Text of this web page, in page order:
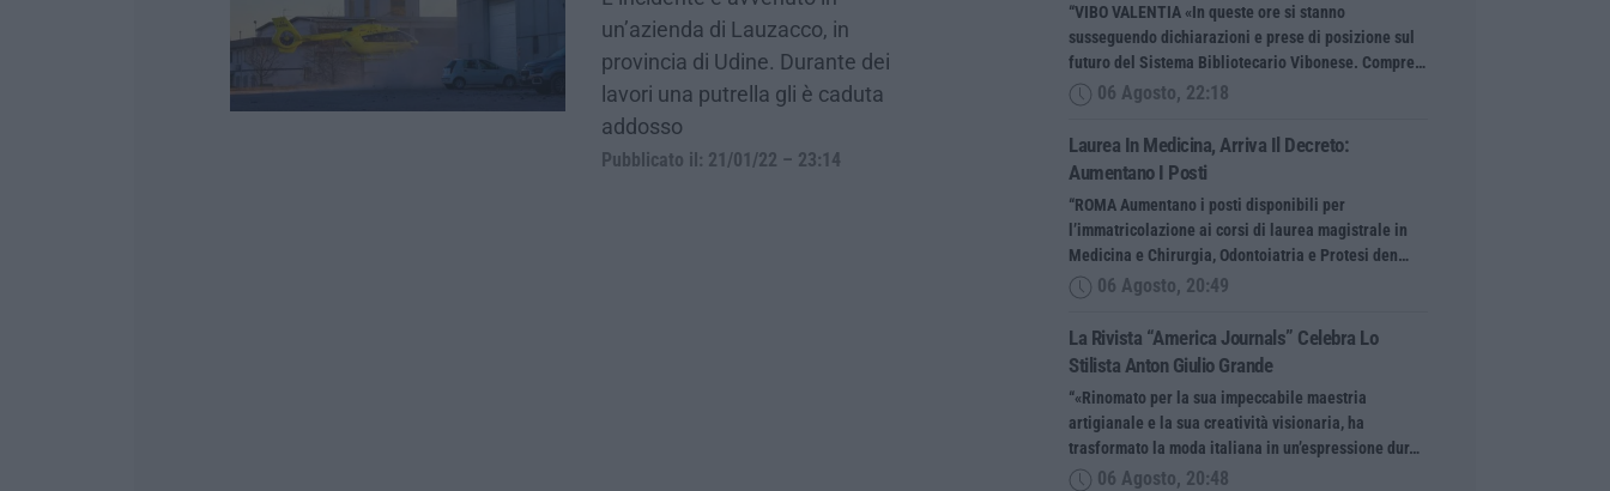
un’azienda di Lauzacco, in
provincia di Udine. Durante dei
lavori una putrella gli è caduta
addosso
Pubblicato il: 21/01/22 – 23:14
“VIBO VALENTIA «In queste ore si stanno
susseguendo dichiarazioni e prese di posizione sul
futuro del Sistema Bibliotecario Vibonese. Compre…
06 Agosto, 22:18
Laurea In Medicina, Arriva Il Decreto:
Aumentano I Posti
“ROMA Aumentano i posti disponibili per
l’immatricolazione ai corsi di laurea magistrale in
Medicina e Chirurgia, Odontoiatria e Protesi den…
06 Agosto, 20:49
La Rivista “America Journals” Celebra Lo
Stilista Anton Giulio Grande
“«Rinomato per la sua impeccabile maestria
artigianale e la sua creatività visionaria, ha
trasformato la moda italiana in un’espressione dur…
06 Agosto, 20:48